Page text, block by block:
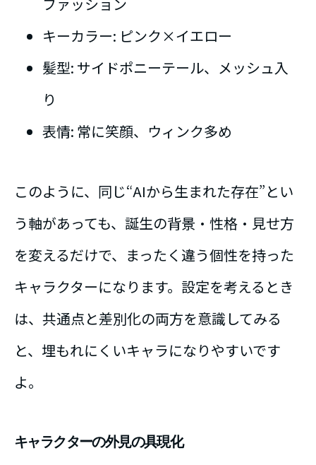
キーカラー: ピンク×イエロー
髪型: サイドポニーテール、メッシュ入
り
表情: 常に笑顔、ウィンク多め
このように、同じ“AIから生まれた存在”とい
う軸があっても、誕生の背景・性格・見せ方
を変えるだけで、まったく違う個性を持った
キャラクターになります。設定を考えるとき
は、共通点と差別化の両方を意識してみる
と、埋もれにくいキャラになりやすいです
よ。
キャラクターの外見の具現化